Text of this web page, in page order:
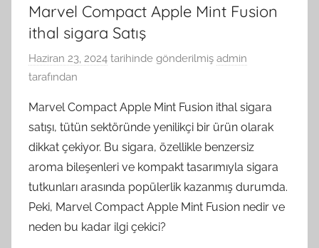
Marvel Compact Apple Mint Fusion
ithal sigara Satış
Haziran 23, 2024 tarihinde gönderilmiş admin
tarafından
Marvel Compact Apple Mint Fusion ithal sigara
satışı, tütün sektöründe yenilikçi bir ürün olarak
dikkat çekiyor. Bu sigara, özellikle benzersiz
aroma bileşenleri ve kompakt tasarımıyla sigara
tutkunları arasında popülerlik kazanmış durumda.
Peki, Marvel Compact Apple Mint Fusion nedir ve
neden bu kadar ilgi çekici?